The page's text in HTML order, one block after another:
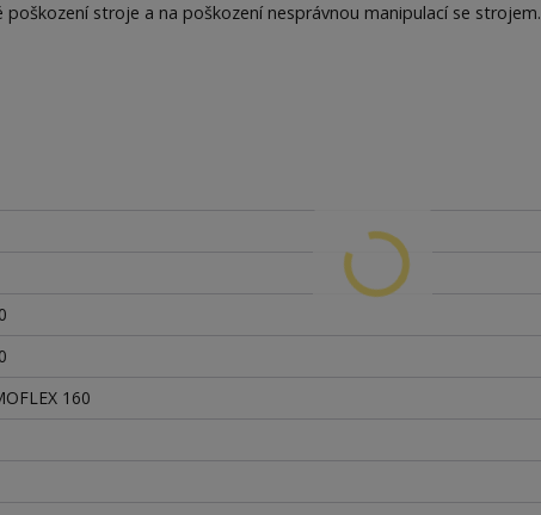
poškození stroje a na poškození nesprávnou manipulací se strojem.
160